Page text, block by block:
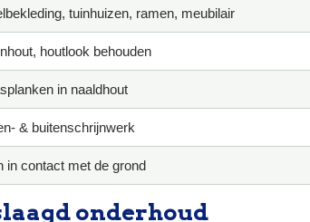
tuinhuizen, ramen, meubilair
houtlook behouden
in naaldhout
& buitenschrijnwerk
in contact met de grond
onderhoud